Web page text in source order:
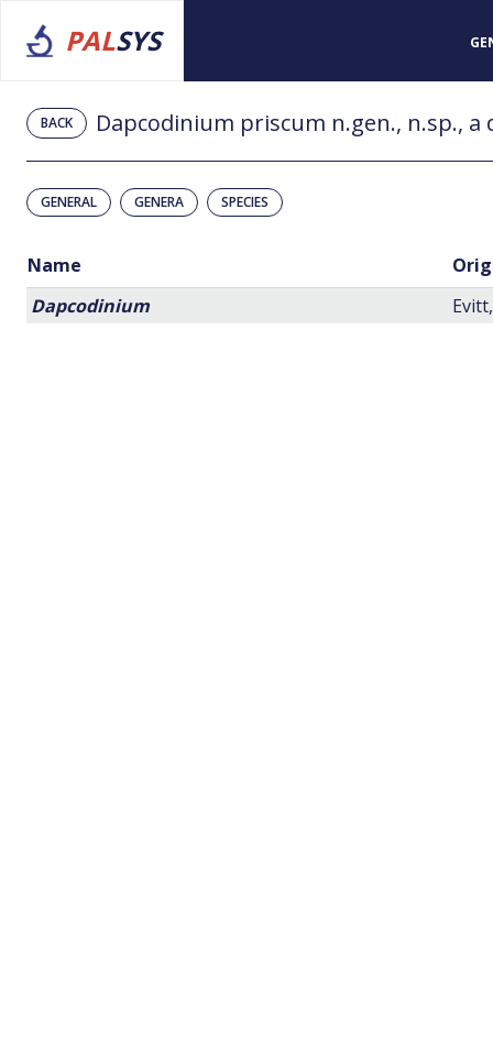
PALSYS
BACK Dapcodinium priscum n.gen., n.sp.,
GENERAL GENERA SPECIES
Name
Dapcodinium